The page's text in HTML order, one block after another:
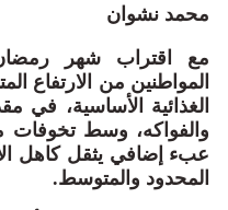
محمد نشوان
مع اقتراب شهر
المواطنين من الارتفاع
الغذائية الأساسية، في
والفواكه، وسط تخوفات
عبء إضافي يثقل كاهل
المحدود والمتوسط.